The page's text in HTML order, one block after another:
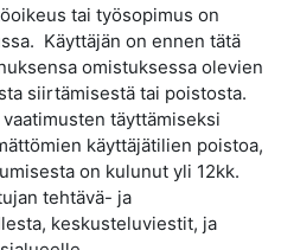
tai työsopimus on
Käyttäjän on ennen tätä
omistuksessa olevien
siirtämisestä tai poistosta.
täyttämiseksi
käyttäjätilien poistoa,
on kulunut yli 12kk.
tehtävä- ja
keskusteluviestit, ja